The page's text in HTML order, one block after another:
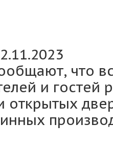
что
и гостей
открытых